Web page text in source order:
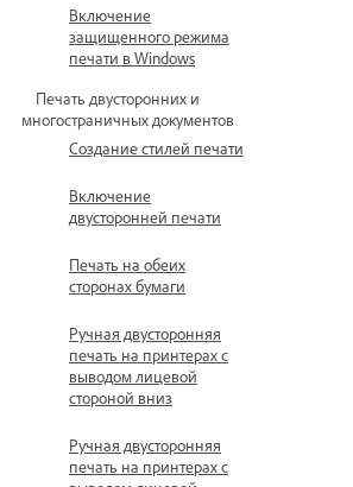
Включение
защищенного режима
печати в Windows
Печать двусторонних и
многостраничных документов
Создание стилей печати
Включение
двусторонней печати
Печать на обеих
сторонах бумаги
Ручная двусторонняя
печать на принтерах с
выводом лицевой
стороной вниз
Ручная двусторонняя
печать на принтерах с